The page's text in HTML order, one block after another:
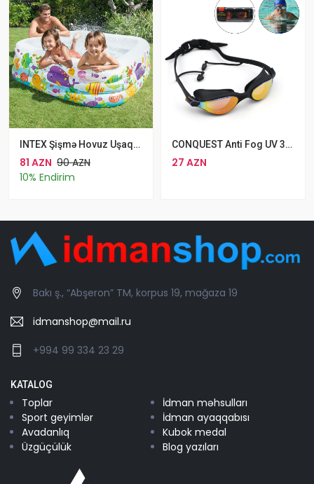
INTEX Şişmə Hovuz Uşaqlar Üçün Aquarium Şişmə Bağ Hovuzu Akvarium 159*50 Sm
81 AZN 90 AZN
10% Endirim
CONQUEST Anti Fog UV 380 Üzgüçülük Eynəyi 01
27 AZN
Bakı ş., “Abşeron” TM, korpus 19, mağaza 19
idmanshop@mail.ru
+994 99 334 23 29
KATALOG
Toplar
İdman məhsulları
Sport geyimlər
İdman ayaqqabısı
Avadanlıq
Kubok medal
Üzgüçülük
Blog yazıları